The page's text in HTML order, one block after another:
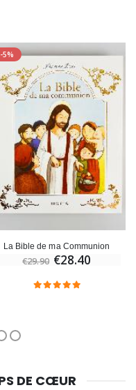
-5%
La Bible de ma Communion
€29.90 €28.40
DE CŒUR